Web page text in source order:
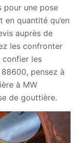
pour une pose
quantité qu’en
auprès de
les confronter
confier les
pensez à
à MW
de gouttière.